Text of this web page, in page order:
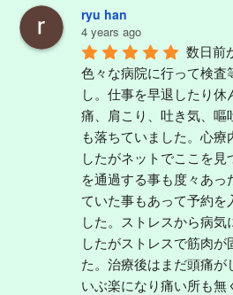
ryu han
4 years ago
数日前
色々な病院に行って検査
し。仕事を早退したり
痛、肩こり、吐き気、嘔
も落ちていました。心
したがネットでここを
を通過する事も度々あ
ていた事もあって予約を
した。ストレスから病
したがストレスで筋肉
た。治療後はまだ頭痛
いぶ楽になり痛い所も